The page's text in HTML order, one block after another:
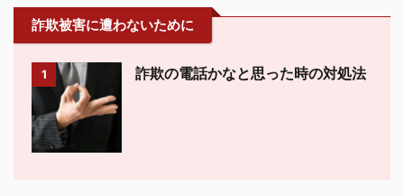
詐欺被害に遭わないために
1 詐欺の電話かなと思った時の対処法